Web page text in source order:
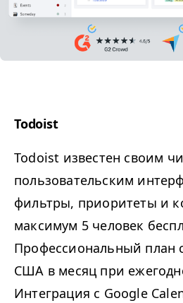
Todoist
Todoist известен своим
пользовательским
фильтры, приоритеты и
максимум 5 человек
Профессиональный план
США в месяц при
Интеграция с Google